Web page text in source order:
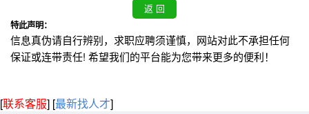
特此声明：
信息真伪请自行辨别，求职应聘须谨慎，网站对此不承担任何
保证或连带责任! 希望我们的平台能为您带来更多的便利！
[联系客服] [最新找人才]